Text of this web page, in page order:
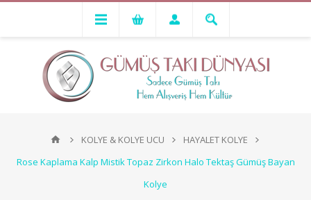
KOLYE & KOLYE UCU
HAYALET KOLYE
Rose Kaplama Kalp Mistik Topaz Zirkon Halo Tektaş Gümüş Bayan
Kolye